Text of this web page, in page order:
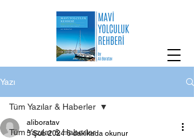
Yazı
Tüm Yazılar & Haberler
Tüm Yazılar & Haberler
aliboratav
5 Şub 2024 6 dakikada okunur